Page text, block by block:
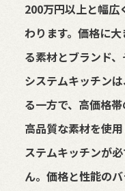
200万円以上と幅広
わります。価格に
る素材とブランド
システムキッチン
る一方で、高価格
高品質な素材を使
ステムキッチンが
ん。価格と性能の